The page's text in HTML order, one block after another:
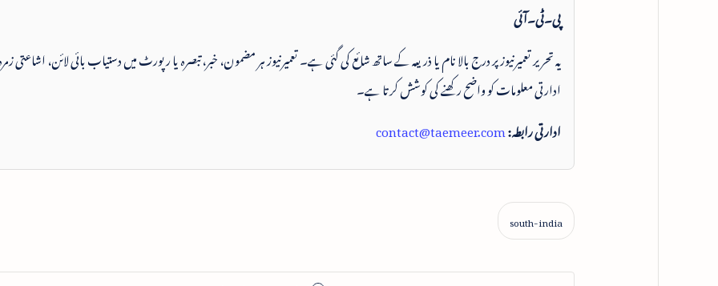
پی۔ٹی۔آئی
یہ تحریر تعمیرنیوز پر درج بالا نام یا ذریعہ کے ساتھ شائع کی گئی ہے۔ تعمیرنیوز ہر مضمون، خبر، تبصرہ یا رپورٹ میں دستیاب بائی لائن، اشاعتی
ادارتی معلومات کو واضح رکھنے کی کوشش کرتا ہے۔
ادارتی رابطہ:contact@taemeer.com